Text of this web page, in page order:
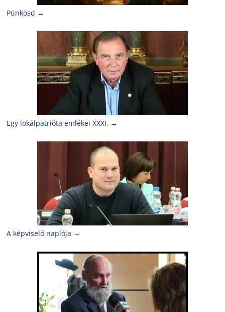
Pünkösd →
Egy lokálpatrióta emlékei XXXI. →
A képviselő naplója →